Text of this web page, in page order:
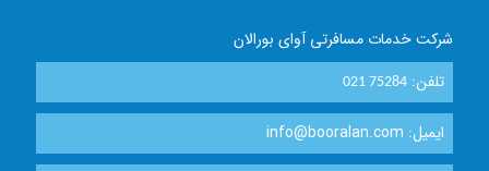
شرکت خدمات مسافرتی آوای بورالان
تلفن:021 75284
ایمیل: info@booralan.com